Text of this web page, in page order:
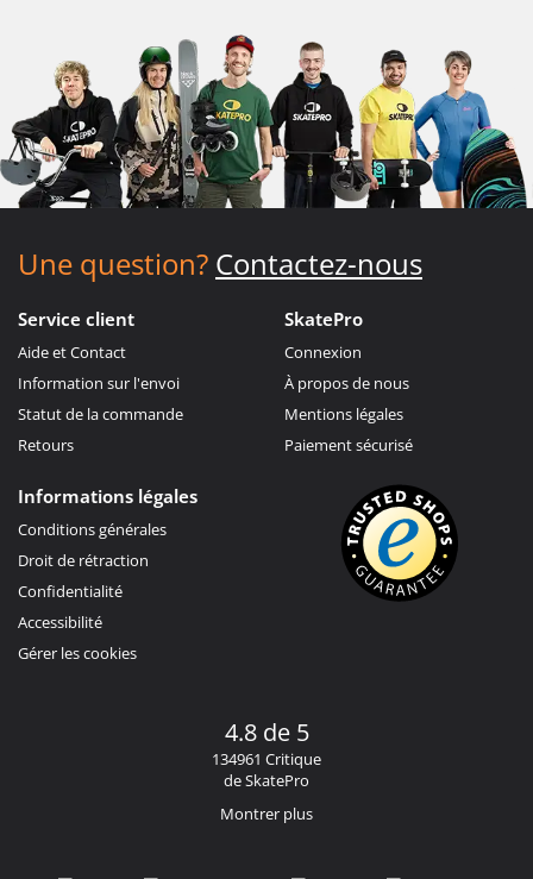
Une question? Contactez-nous
Service client
Aide et Contact
Information sur l'envoi
Statut de la commande
Retours
SkatePro
Connexion
À propos de nous
Mentions légales
Paiement sécurisé
Informations légales
Conditions générales
Droit de rétraction
Confidentialité
Accessibilité
Gérer les cookies
4.8 de 5
134961 Critique
de SkatePro
Montrer plus